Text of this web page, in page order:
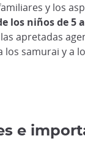
y los
los niños de 5
apretadas
los samurai y a
e